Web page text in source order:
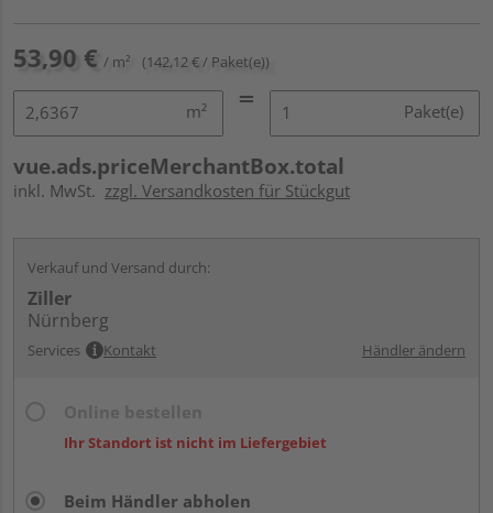
53,90 € / m² (142,12 € / Paket(e))
m² Paket(e)
vue.ads.priceMerchantBox.total
inkl. MwSt. zzgl. Versandkosten für Stückgut
Verkauf und Versand durch:
Ziller
Nürnberg
Services Kontakt Händler ändern
Ihr Standort ist nicht im Liefergebiet
Beim Händler abholen